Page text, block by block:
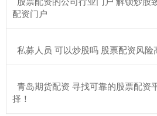
配资门户
私募人员 可以炒股吗 股票配资风
青岛期货配资 寻找可靠的股票配资
择！